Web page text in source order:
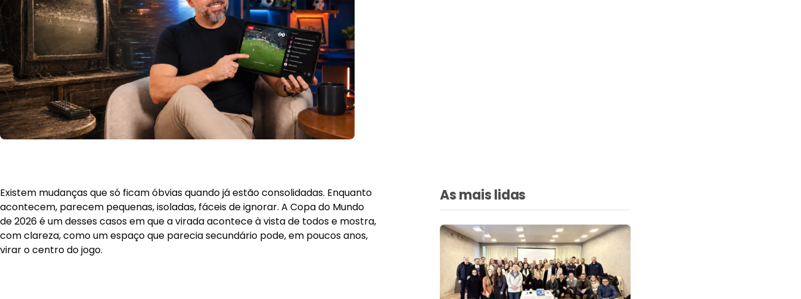
Existem mudanças que só ficam óbvias quando já estão consolidadas. Enquanto
acontecem, parecem pequenas, isoladas, fáceis de ignorar. A Copa do Mundo
de 2026 é um desses casos em que a virada acontece à vista de todos e mostra,
com clareza, como um espaço que parecia secundário pode, em poucos anos,
virar o centro do jogo.
As mais lidas